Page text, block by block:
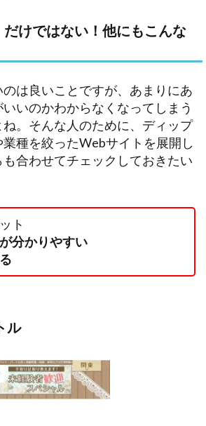
だけではない！他にもこんな
は良いことですが、あまりにあ
いのかわからなくなってしまう
。そんな人のために、ディップ
種を絞ったWebサイトを展開し
合わせてチェックしておきたい
ト
分かりやすい
ル